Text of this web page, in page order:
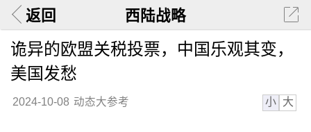
返回 西陆战略
诡异的欧盟关税投票，中国乐观其变，
美国发愁
2024-10-08 动态大参考 小 大